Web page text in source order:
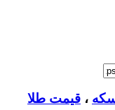
، قیمت طلا